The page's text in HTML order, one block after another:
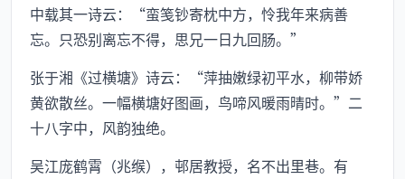
中载其一诗云：“蛮笺钞寄枕中方，怜我年来病善
忘。只恐别离忘不得，思兄一日九回肠。”
张于湘《过横塘》诗云：“萍抽嫩绿初平水，柳带娇
黄欲散丝。一幅横塘好图画，鸟啼风暖雨晴时。”二
十八字中，风韵独绝。
吴江庞鹤霄（兆缑），邨居教授，名不出里巷。有